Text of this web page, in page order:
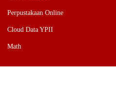
Perpustakaan Online
Cloud Data YPII
Math